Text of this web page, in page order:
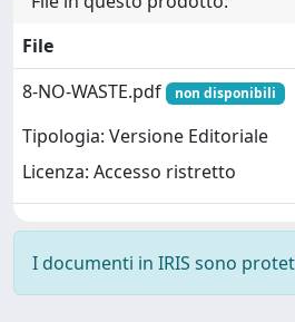
File
8-NO-WASTE.pdf
non disponibili
Tipologia: Versione Editoriale
Licenza: Accesso ristretto
I documenti in IRIS sono